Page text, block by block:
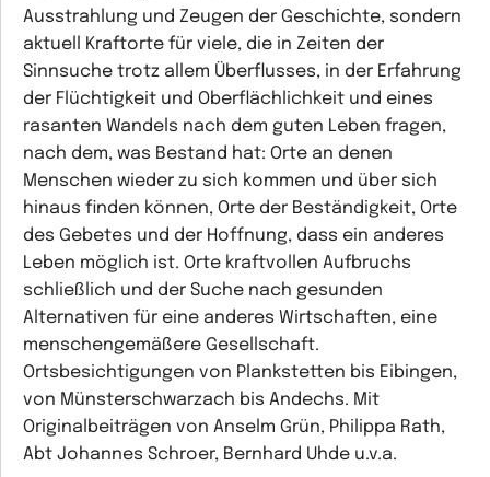
Ausstrahlung und Zeugen der Geschichte, sondern
aktuell Kraftorte für viele, die in Zeiten der
Sinnsuche trotz allem Überflusses, in der Erfahrung
der Flüchtigkeit und Oberflächlichkeit und eines
rasanten Wandels nach dem guten Leben fragen,
nach dem, was Bestand hat: Orte an denen
Menschen wieder zu sich kommen und über sich
hinaus finden können, Orte der Beständigkeit, Orte
des Gebetes und der Hoffnung, dass ein anderes
Leben möglich ist. Orte kraftvollen Aufbruchs
schließlich und der Suche nach gesunden
Alternativen für eine anderes Wirtschaften, eine
menschengemäßere Gesellschaft.
Ortsbesichtigungen von Plankstetten bis Eibingen,
von Münsterschwarzach bis Andechs. Mit
Originalbeiträgen von Anselm Grün, Philippa Rath,
Abt Johannes Schroer, Bernhard Uhde u.v.a.